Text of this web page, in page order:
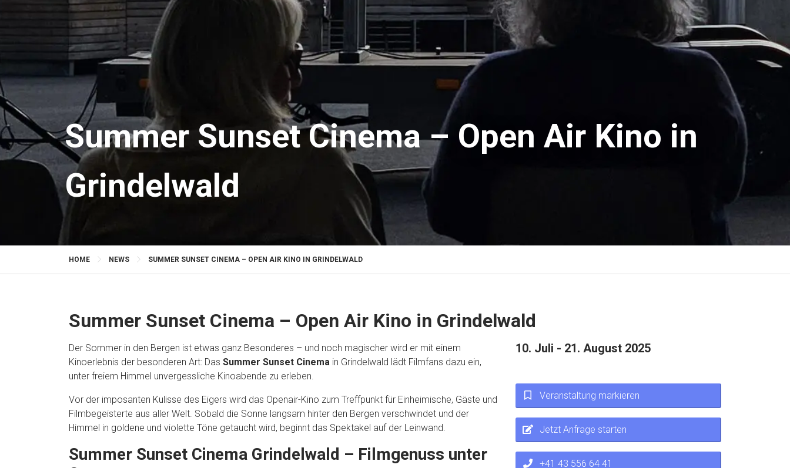
Summer Sunset Cinema – Open Air Kino in
Grindelwald
HOME NEWS SUMMER SUNSET CINEMA – OPEN AIR KINO IN GRINDELWALD
Summer Sunset Cinema – Open Air Kino in Grindelwald
Der Sommer in den Bergen ist etwas ganz Besonderes – und noch magischer wird er mit einem
Kinoerlebnis der besonderen Art: Das Summer Sunset Cinema in Grindelwald lädt Filmfans dazu ein,
unter freiem Himmel unvergessliche Kinoabende zu erleben.
Vor der imposanten Kulisse des Eigers wird das Openair-Kino zum Treffpunkt für Einheimische, Gäste und
Filmbegeisterte aus aller Welt. Sobald die Sonne langsam hinter den Bergen verschwindet und der
Himmel in goldene und violette Töne getaucht wird, beginnt das Spektakel auf der Leinwand.
Summer Sunset Cinema Grindelwald – Filmgenuss unter
10. Juli - 21. August 2025
Veranstaltung markieren
Jetzt Anfrage starten
+41 43 556 64 41